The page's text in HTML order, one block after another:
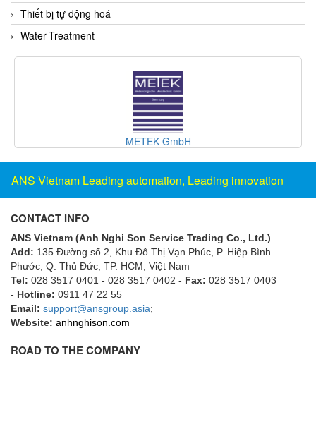
Fortex
Fortress
Fossil Power Systems
FRANKE
Freezemod
Fritsch Vietnam
FS Inc Vietnam
FTM Vietnam
Fuji
Fujian LEAD
Fujikura
Thiết bị tự động hoá
Water-Treatment
METEK GmbH
ANS Vietnam Leading automation, Leading innovation
CONTACT INFO
ANS Vietnam (Anh Nghi Son Service Trading Co., Ltd.)
Add: 135 Đường số 2, Khu Đô Thị Vạn Phúc, P. Hiệp Bình
Phước, Q. Thủ Đức, TP. HCM , Việt Nam
Tel: 028 3517 0401 - 028 3517 0402 - Fax: 028 3517 0403
- Hotline: 0911 47 22 55
Email: support@ansgroup.asia;
Website: anhnghison.com
ROAD TO THE COMPANY